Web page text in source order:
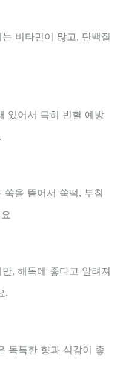
비타민이 많고, 단백질
있어서 특히 빈혈 예방
을 뜯어서 쑥떡, 부침
, 해독에 좋다고 알려져
.
독특한 향과 식감이 좋